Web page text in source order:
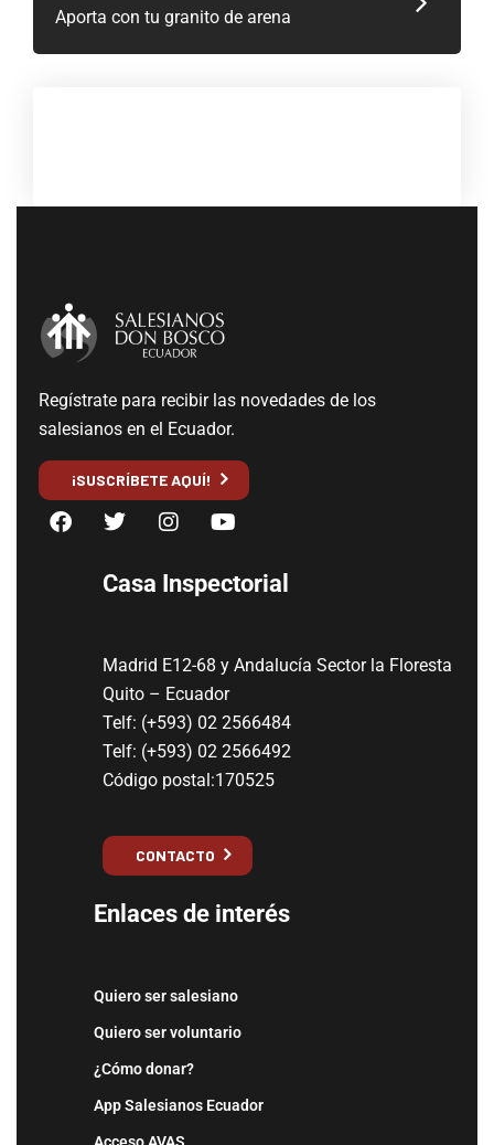
Aporta con tu granito de arena
Regístrate para recibir las novedades de los
salesianos en el Ecuador.
¡SUSCRÍBETE AQUÍ!
Casa Inspectorial
Madrid E12-68 y Andalucía Sector la Floresta
Quito – Ecuador
Telf: (+593) 02 2566484
Telf: (+593) 02 2566492
Código postal:170525
CONTACTO
Enlaces de interés
Quiero ser salesiano
Quiero ser voluntario
¿Cómo donar?
App Salesianos Ecuador